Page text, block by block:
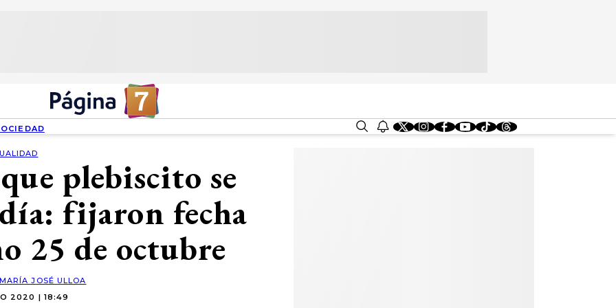
plebiscito se
fijaron fecha
25 de octubre
MARÍA JOSÉ ULLOA
2020 | 18:49